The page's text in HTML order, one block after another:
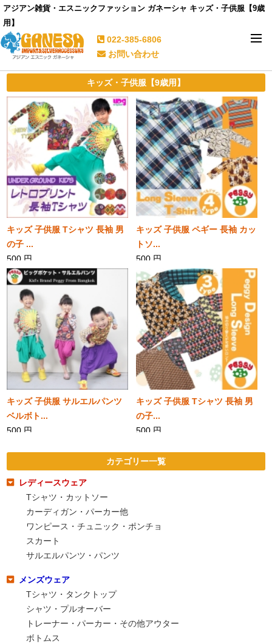
アジアン雑貨・エスニックファッション ガネーシャ キッズ・子供服【9歳
用】
022-385-6806
お問い合わせ
キッズ・子供服【9歳用】
キッズ 子供服 Tシャツ 長袖 男
の子 ...
500 円
SOLD
キッズ 子供服 ペギー 長袖 カッ
トソ...
500 円
SOLD
キッズ 子供服 サルエルパンツ
ベルボト...
500 円
SOLD
キッズ 子供服 Tシャツ 長袖 男
の子...
500 円
カテゴリー一覧
レディースウェア
Tシャツ・カットソー
カーディガン・パーカー他
ワンピース・チュニック・ポンチョ
スカート
サルエルパンツ・パンツ
メンズウェア
Tシャツ・タンクトップ
シャツ・プルオーバー
トレーナー・パーカー・その他アウター
ボトムス